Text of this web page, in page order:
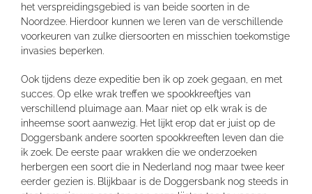
het verspreidingsgebied is van beide soorten in de
Noordzee. Hierdoor kunnen we leren van de verschillende
voorkeuren van zulke diersoorten en misschien toekomstige
invasies beperken.
Ook tijdens deze expeditie ben ik op zoek gegaan, en met
succes. Op elke wrak treffen we spookkreeftjes van
verschillend pluimage aan. Maar niet op elk wrak is de
inheemse soort aanwezig. Het lijkt erop dat er juist op de
Doggersbank andere soorten spookkreeften leven dan die
ik zoek. De eerste paar wrakken die we onderzoeken
herbergen een soort die in Nederland nog maar twee keer
eerder gezien is. Blijkbaar is de Doggersbank nog steeds in